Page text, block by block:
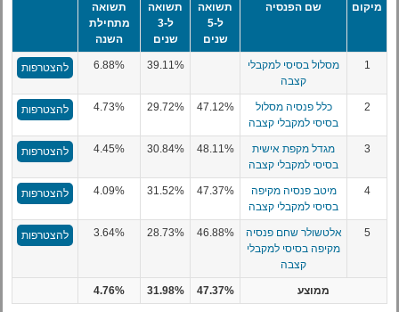
מיקום שם הפנסיה
תשואה
ל-5
שנים
תשואה
ל-3
שנים
תשואה
מתחילת
השנה
1
מסלול בסיסי למקבלי
קצבה
39.11%
6.88% להצטרפות
2
כלל פנסיה מסלול
בסיסי למקבלי קצבה
47.12%
29.72%
4.73% להצטרפות
3
מגדל מקפת אישית
בסיסי למקבלי קצבה
48.11%
30.84%
4.45% להצטרפות
4
מיטב פנסיה מקיפה
בסיסי למקבלי קצבה
47.37%
31.52%
4.09% להצטרפות
5
אלטשולר שחם פנסיה
מקיפה בסיסי למקבלי
קצבה
46.88%
28.73%
3.64% להצטרפות
ממוצע 47.37%
31.98%
4.76%